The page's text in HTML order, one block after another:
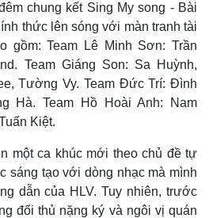
chung kết Sing My song - Bài
thức lên sóng với màn tranh tài
gồm: Team Lê Minh Sơn: Trần
Team Giáng Son: Sa Huỳnh,
Tường Vy. Team Đức Trí: Đình
Hà. Team Hồ Hoài Anh: Nam
Kiệt.
một ca khúc mới theo chủ đề tự
sáng tạo với dòng nhạc mà mình
dẫn của HLV. Tuy nhiên, trước
đối thủ nặng ký và ngôi vị quán